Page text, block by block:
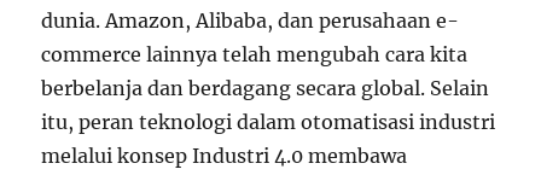
dunia. Amazon, Alibaba, dan perusahaan e-
commerce lainnya telah mengubah cara kita
berbelanja dan berdagang secara global. Selain
itu, peran teknologi dalam otomatisasi industri
melalui konsep Industri 4.0 membawa